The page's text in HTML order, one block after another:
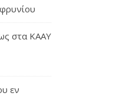
στα ΚΑΑΥ
εν